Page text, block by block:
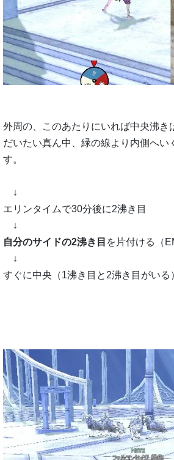
外周の、このあたりにいれば中央沸き
だいたい真ん中、緑の線より内側へい
す。
↓
エリンタイムで30分後に2沸き目
↓
自分のサイドの2沸き目 を片付ける（
↓
すぐに中央（1沸き目と2沸き目がいる